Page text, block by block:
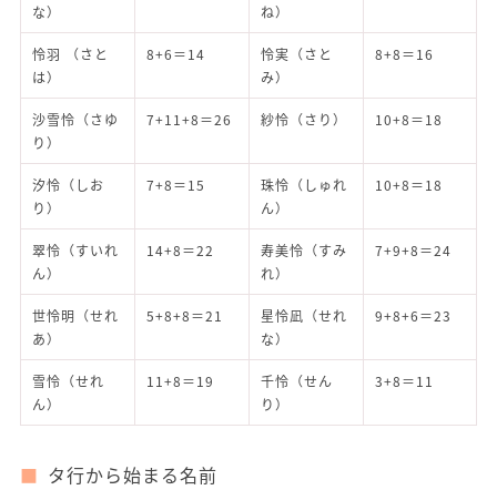
な）
ね）
怜羽 （さと
は）
8+6＝14
怜実（さと
み）
8+8＝16
沙雪怜（さゆ
り）
7+11+8＝26 紗怜（さり） 10+8＝18
汐怜（しお
り）
7+8＝15
珠怜（しゅれ
ん）
10+8＝18
翠怜（すいれ
ん）
14+8＝22
寿美怜（すみ
れ）
7+9+8＝24
世怜明（せれ
あ）
5+8+8＝21
星怜凪（せれ
な）
9+8+6＝23
雪怜（せれ
ん）
11+8＝19
千怜（せん
り）
3+8＝11
タ行から始まる名前